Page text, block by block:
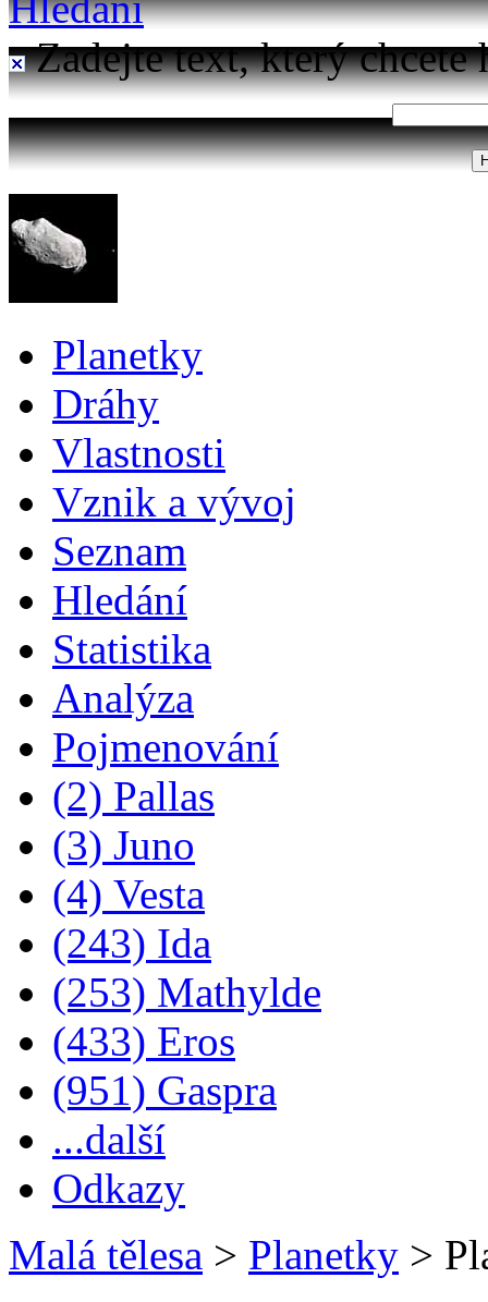
Zadejte text, který chcete
Planetky
Dráhy
Vlastnosti
Vznik a vývoj
Seznam
Hledání
Statistika
Analýza
Pojmenování
(2) Pallas
(3) Juno
(4) Vesta
(243) Ida
(253) Mathylde
(433) Eros
(951) Gaspra
...další
Odkazy
Malá tělesa > Planetky >